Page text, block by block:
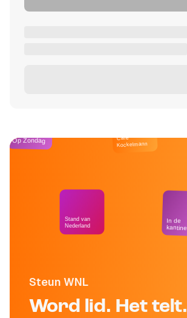
Steun WNL
Word lid. Het telt.
Op Zondag
Stand van
Nederland
Café
Kockelmann
In de
kantine